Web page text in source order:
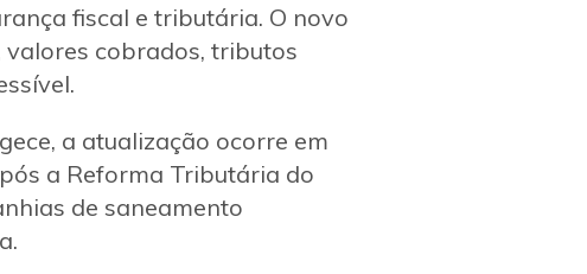
fiscal e tributária. O novo
valores cobrados, tributos
a atualização ocorre em
a Reforma Tributária do
de saneamento